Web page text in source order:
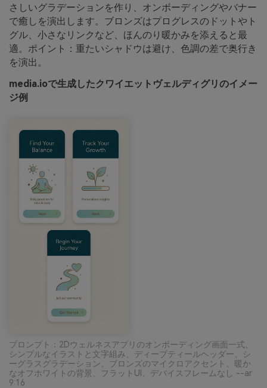
さしいグラデーションを作り、オンボーディングやバナー
で癒しを演出します。ブロンズはプログレスのドットやト
グル、小さなリンクなど、ほんのり暖かみを添えると最
適。ポイント：重たいシャドウは避け、色調の差で奥行き
を演出。
media.ioで生成したクワイエットヴェルディグリのイメー
ジ例
プロンプト：2Dウェルネスアプリのオンボーディング画面一式、
シンプルなイラストと文字組み、ディープティールヘッダー、シ
ーグラスグラデーション、ブロンズのマイクロアクセント、暖か
なオフホワイトの背景、フラットUI、デバイスフレームなし --ar
9:16